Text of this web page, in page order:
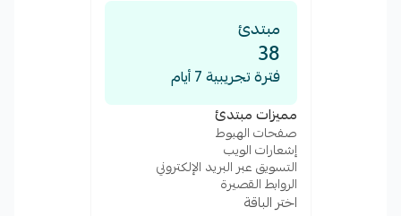
مبتدئ
38
فترة تجريبية 7 أيام
مميزات مبتدئ
صفحات الهبوط
إشعارات الويب
التسويق عبر البريد الإلكتروني
الروابط القصيرة
اختر الباقة